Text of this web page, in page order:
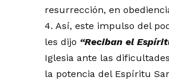
resurrección, en
4. Así, este impulso del
les dijo “Reciban el Espí
Iglesia ante las
la potencia del Espíritu